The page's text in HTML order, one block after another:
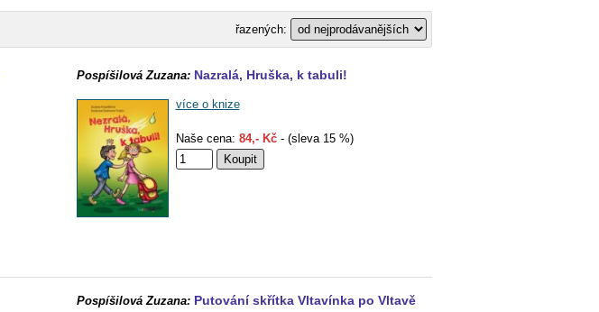
řazených:
Pospíšilová Zuzana: Nazralá, Hruška, k tabuli!
více o knize
Naše cena: 84,- Kč- (sleva 15 %)
Pospíšilová Zuzana: Putování skřítka Vltavínka po Vltavě